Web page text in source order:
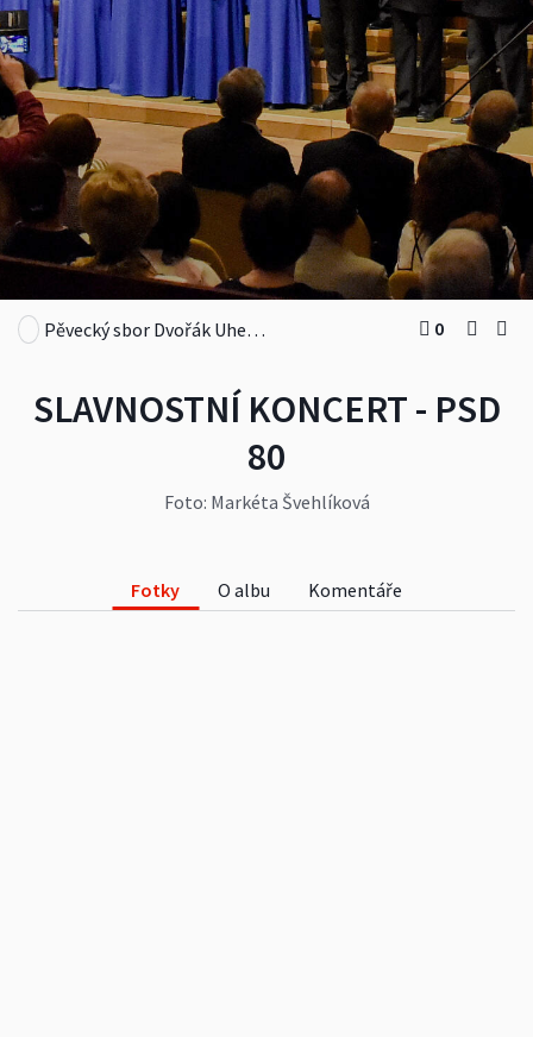
SLAVNOSTNÍ KONCERT - PSD
80
Foto: Markéta Švehlíková
Pěvecký sbor Dvořák Uherský Brod, z. s. 0
Fotky O albu Komentáře